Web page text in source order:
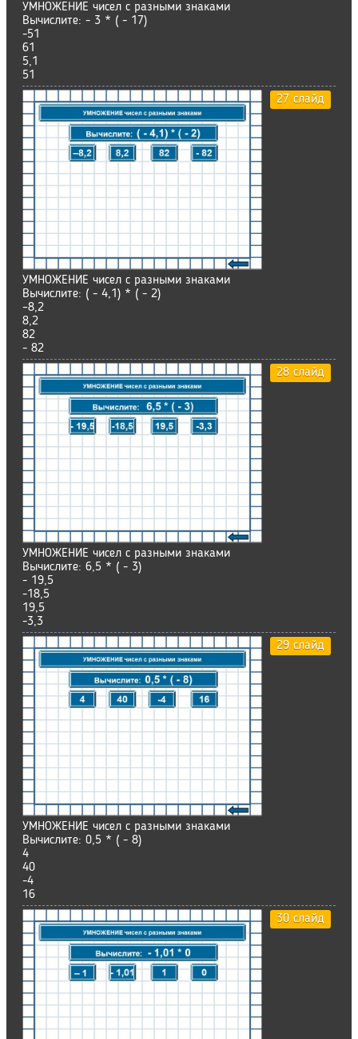
УМНОЖЕНИЕ чисел с разными знаками
Вычислите: - 3 * ( - 17)
-51
61
5,1
51
27 слайд
УМНОЖЕНИЕ чисел с разными знаками
Вычислите: ( - 4,1) * ( - 2)
–8,2
8,2
82
- 82
28 слайд
УМНОЖЕНИЕ чисел с разными знаками
Вычислите: 6,5 * ( - 3)
- 19,5
-18,5
19,5
-3,3
29 слайд
УМНОЖЕНИЕ чисел с разными знаками
Вычислите: 0,5 * ( - 8)
4
40
-4
16
30 слайд